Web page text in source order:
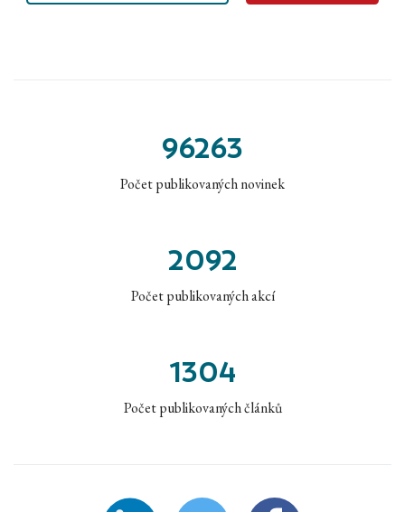
96263
Počet publikovaných novinek
2092
Počet publikovaných akcí
1304
Počet publikovaných článků